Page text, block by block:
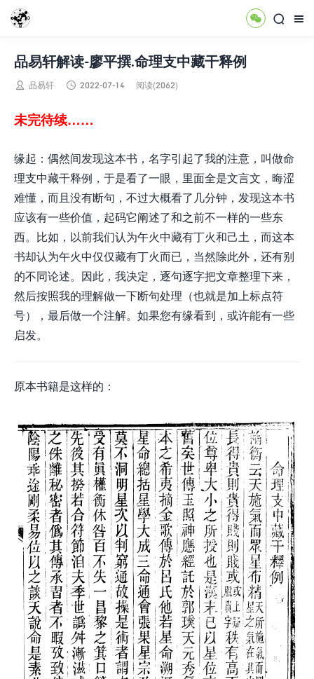



品易轩解读-廖平撰.命理支中藏干释例
 品易轩  2022-07-14 阅读(2062)
未完待续……
缘起：偶然间发现这本书，名字引起了我的注意，叫做命
理支中藏干释例，于是看了一眼，里面全是文言文，晦涩
难懂，而且没有断句，不过大概看了几分钟，发现这本书
应该有一些价值，起码它阐述了和之前不一样的一些东
西。比如，以前我们认为午火中藏有丁火和己土，而这本
书却认为午火中仅仅藏有丁火而已，当然除此外，还有别
的不同论述。因此，我决定，逐句逐字把文章整理下来，
然后按照我的理解做一下断句处理（也就是加上标点符
号），最后做一个注解。如果您有缘看到，或许能有一些
启发。
原本书籍是这样的：